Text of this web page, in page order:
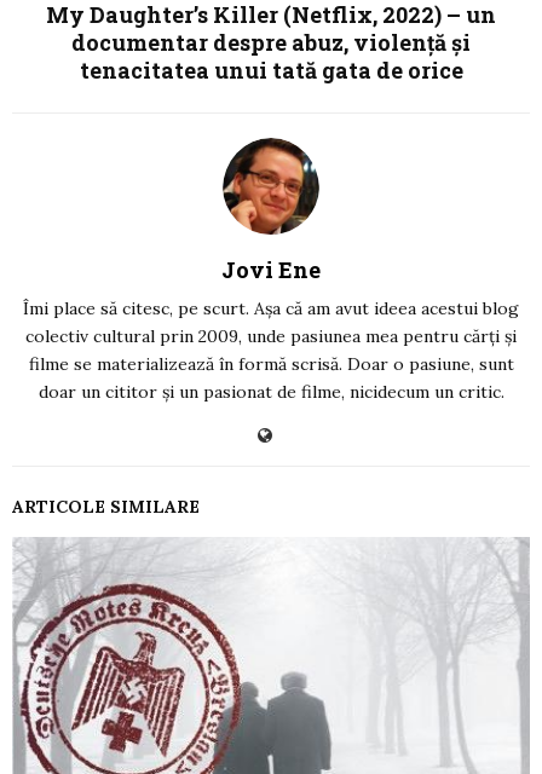
My Daughter’s Killer (Netflix, 2022) – un
documentar despre abuz, violență și
tenacitatea unui tată gata de orice
Jovi Ene
Îmi place să citesc, pe scurt. Așa că am avut ideea acestui blog
colectiv cultural prin 2009, unde pasiunea mea pentru cărți și
filme se materializează în formă scrisă. Doar o pasiune, sunt
doar un cititor și un pasionat de filme, nicidecum un critic.
ARTICOLE SIMILARE